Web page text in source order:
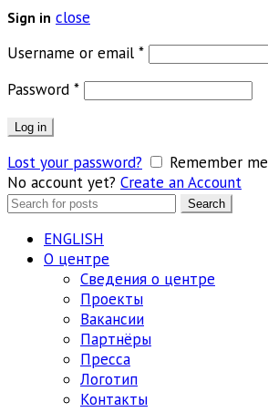
Sign in close
Username or email *Обязательно
Password *Обязательно
Log in
Lost your password?
Remember me
No account yet? Create an Account
Search
Search
ENGLISH
О центре
Сведения о центре
Проекты
Вакансии
Партнёры
Пресса
Логотип
Контакты